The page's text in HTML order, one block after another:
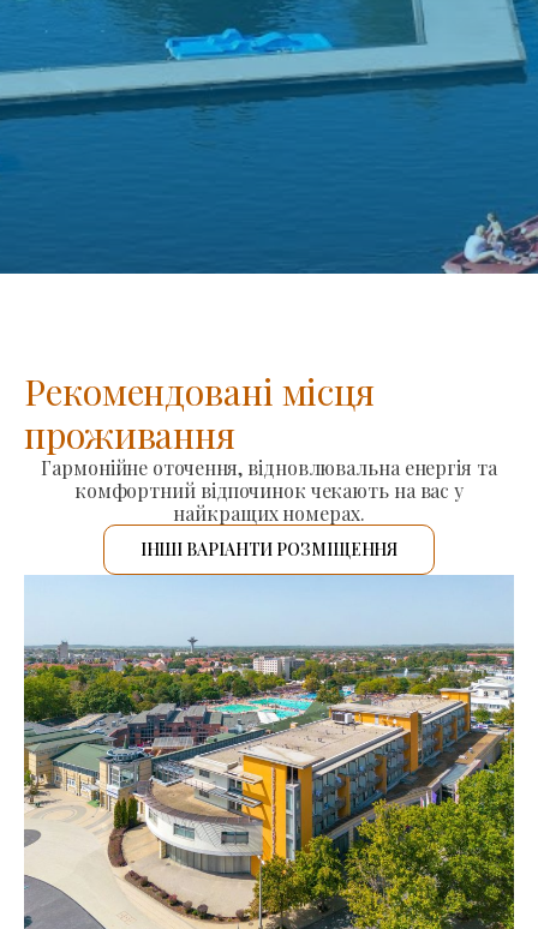
Рекомендовані місця
проживання
Гармонійне оточення, відновлювальна енергія та
комфортний відпочинок чекають на вас у
найкращих номерах.
ІНШІ ВАРІАНТИ РОЗМІЩЕННЯ